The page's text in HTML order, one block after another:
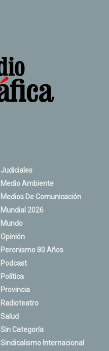
Judiciales
Medio Ambiente
Medios De Comunicación
Mundial 2026
Mundo
Opinión
Peronismo 80 Años
Podcast
Política
Provincia
Radioteatro
Salud
Sin Categoría
Sindicalismo Internacional